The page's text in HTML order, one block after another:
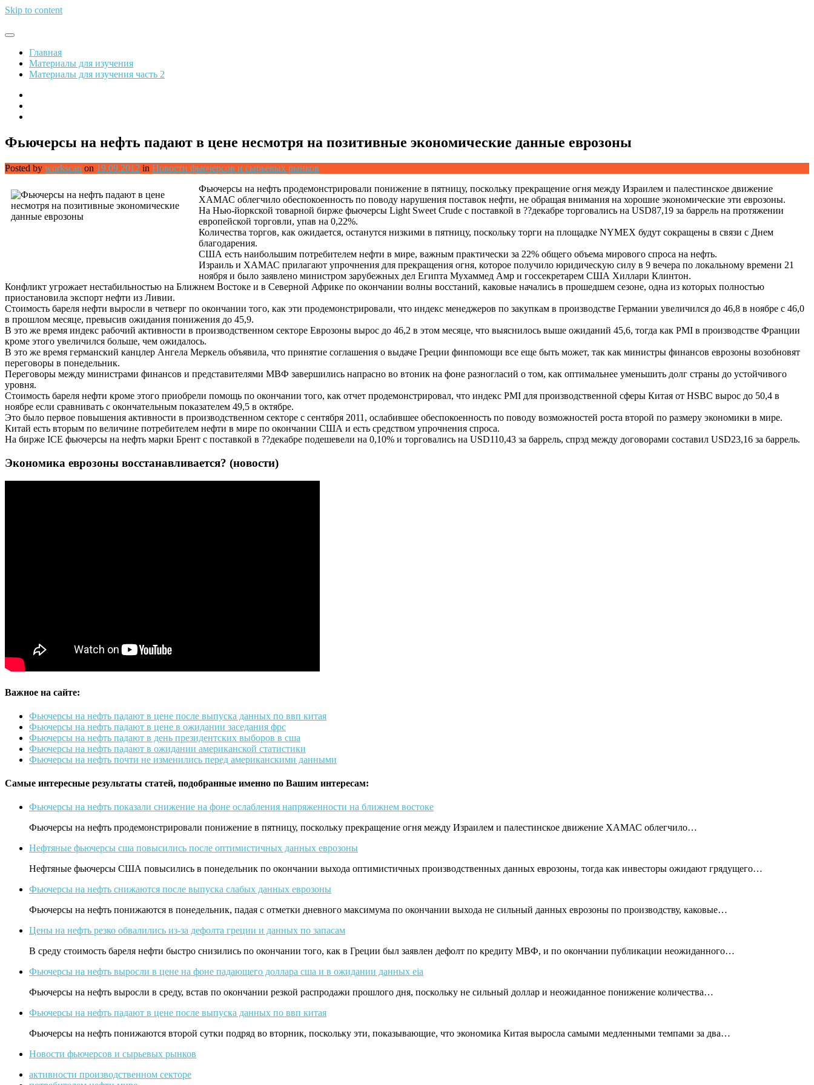
Skip to content
Обрети финансовую свободу
Главная
Материалы для изучения
Материалы для изучения часть 2
Фьючерсы на нефть падают в цене несмотря на позитивные экономические данные еврозоны
Posted by workscan on 19.09.2012 in Новости фьючерсов и сырьевых рынков
Фьючерсы на нефть продемонстрировали понижение в пятницу, поскольку прекращение огня между Израилем и палестинское движение
ХАМАС облегчило обеспокоенность по поводу нарушения поставок нефти, не обращая внимания на хорошие экономические эти еврозоны.
На Нью-йоркской товарной бирже фьючерсы Light Sweet Crude с поставкой в ??декабре торговались на USD87,19 за баррель на протяжении
европейской торговли, упав на 0,22%.
Количества торгов, как ожидается, останутся низкими в пятницу, поскольку торги на площадке NYMEX будут сокращены в связи с Днем
благодарения.
США есть наибольшим потребителем нефти в мире, важным практически за 22% общего объема мирового спроса на нефть.
Израиль и ХАМАС прилагают упрочнения для прекращения огня, которое получило юридическую силу в 9 вечера по локальному времени 21
ноября и было заявлено министром зарубежных дел Египта Мухаммед Амр и госсекретарем США Хиллари Клинтон.
Конфликт угрожает нестабильностью на Ближнем Востоке и в Северной Африке по окончании волны восстаний, каковые начались в прошедшем сезоне, одна из которых полностью
приостановила экспорт нефти из Ливии.
Стоимость бареля нефти выросли в четверг по окончании того, как эти продемонстрировали, что индекс менеджеров по закупкам в производстве Германии увеличился до 46,8 в ноябре с 46,0
в прошлом месяце, превысив ожидания понижения до 45,9.
В это же время индекс рабочий активности в производственном секторе Еврозоны вырос до 46,2 в этом месяце, что выяснилось выше ожиданий 45,6, тогда как PMI в производстве Франции
кроме этого увеличился больше, чем ожидалось.
В это же время германский канцлер Ангела Меркель объявила, что принятие соглашения о выдаче Греции финпомощи все еще быть может, так как министры финансов еврозоны возобновят
переговоры в понедельник.
Переговоры между министрами финансов и представителями МВФ завершились напрасно во втоник на фоне разногласий о том, как оптимальнее уменьшить долг страны до устойчивого
уровня.
Стоимость бареля нефти кроме этого приобрели помощь по окончании того, как отчет продемонстрировал, что индекс PMI для производственной сферы Китая от HSBC вырос до 50,4 в
ноябре если сравнивать с окончательным показателем 49,5 в октябре.
Это было первое повышения активности в производственном секторе с сентября 2011, ослабившее обеспокоенность по поводу возможностей роста второй по размеру экономики в мире.
Китай есть вторым по величине потребителем нефти в мире по окончании США и есть средством упрочнения спроса.
На бирже ICE фьючерсы на нефть марки Брент с поставкой в ??декабре подешевели на 0,10% и торговались на USD110,43 за баррель, спрэд между договорами составил USD23,16 за баррель.
Экономика еврозоны восстанавливается? (новости)
Важное на сайте:
Фьючерсы на нефть падают в цене после выпуска данных по ввп китая
Фьючерсы на нефть падают в цене в ожидании заседания фрс
Фьючерсы на нефть падают в день президентских выборов в сша
Фьючерсы на нефть падают в ожидании американской статистики
Фьючерсы на нефть почти не изменились перед американскими данными
Самые интересные результаты статей, подобранные именно по Вашим интересам:
Фьючерсы на нефть показали снижение на фоне ослабления напряженности на ближнем востоке
Фьючерсы на нефть продемонстрировали понижение в пятницу, поскольку прекращение огня между Израилем и палестинское движение ХАМАС облегчило…
Нефтяные фьючерсы сша повысились после оптимистичных данных еврозоны
Нефтяные фьючерсы США повысились в понедельник по окончании выхода оптимистичных производственных данных еврозоны, тогда как инвесторы ожидают грядущего…
Фьючерсы на нефть снижаются после выпуска слабых данных еврозоны
Фьючерсы на нефть понижаются в понедельник, падая с отметки дневного максимума по окончании выхода не сильный данных еврозоны по производству, каковые…
Цены на нефть резко обвалились из-за дефолта греции и данных по запасам
В среду стоимость бареля нефти быстро снизились по окончании того, как в Греции был заявлен дефолт по кредиту МВФ, и по окончании публикации неожиданного…
Фьючерсы на нефть выросли в цене на фоне падающего доллара сша и в ожидании данных eia
Фьючерсы на нефть выросли в среду, встав по окончании резкой распродажи прошлого дня, поскольку не сильный доллар и неожиданное понижение количества…
Фьючерсы на нефть падают в цене после выпуска данных по ввп китая
Фьючерсы на нефть понижаются второй сутки подряд во вторник, поскольку эти, показывающие, что экономика Китая выросла самыми медленными темпами за два…
Новости фьючерсов и сырьевых рынков
активности производственном секторе